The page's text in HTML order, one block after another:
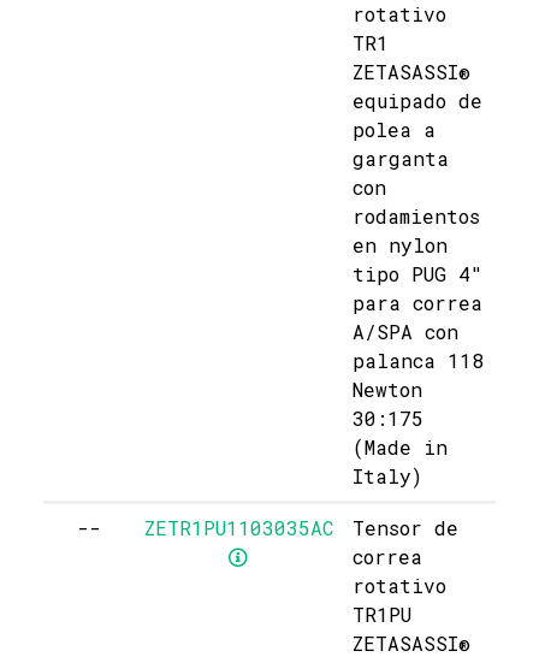
rotativo
TR1
ZETASASSI®
equipado de
polea a
garganta
con
rodamientos
en nylon
tipo PUG 4"
para correa
A/SPA con
palanca 118
Newton
30:175
(Made in
Italy)
-- ZETR1PU1103035AC
Tensor de
correa
rotativo
TR1PU
ZETASASSI®